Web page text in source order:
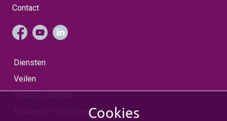
Contact
Diensten
Veilen
Beurzen en evenementenCookies